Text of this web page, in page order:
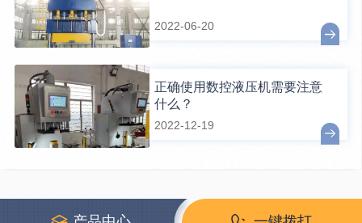
2022-06-20
正确使用数控液压机需要注意
什么？
2022-12-19